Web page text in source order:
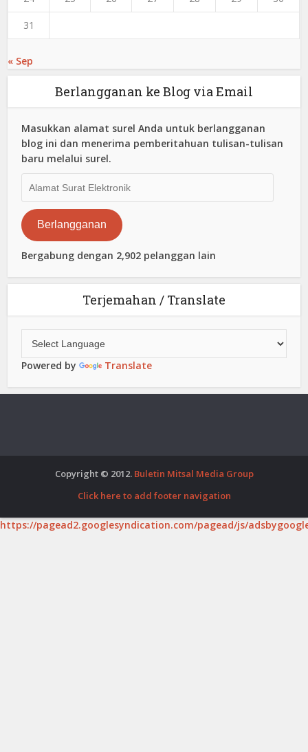
31
« Sep
Berlangganan ke Blog via Email
Masukkan alamat surel Anda untuk berlangganan
blog ini dan menerima pemberitahuan tulisan-tulisan
baru melalui surel.
Surat
Elektronik
Berlangganan
Bergabung dengan 2,902 pelanggan lain
Terjemahan / Translate
Powered by Translate
Copyright © 2012. Buletin Mitsal Media Group
Click here to add footer navigation
https://pagead2.googlesyndication.com/pagead/js/